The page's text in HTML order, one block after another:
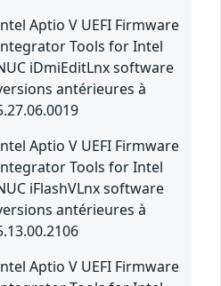
Aptio V UEFI Firmware
Tools for Intel
iDmiEditLnx software
antérieures à
Aptio V UEFI Firmware
Tools for Intel
iFlashVLnx software
antérieures à
Aptio V UEFI Firmware